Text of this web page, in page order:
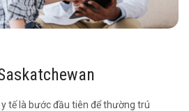
tế là bước đầu tiên để thường trú